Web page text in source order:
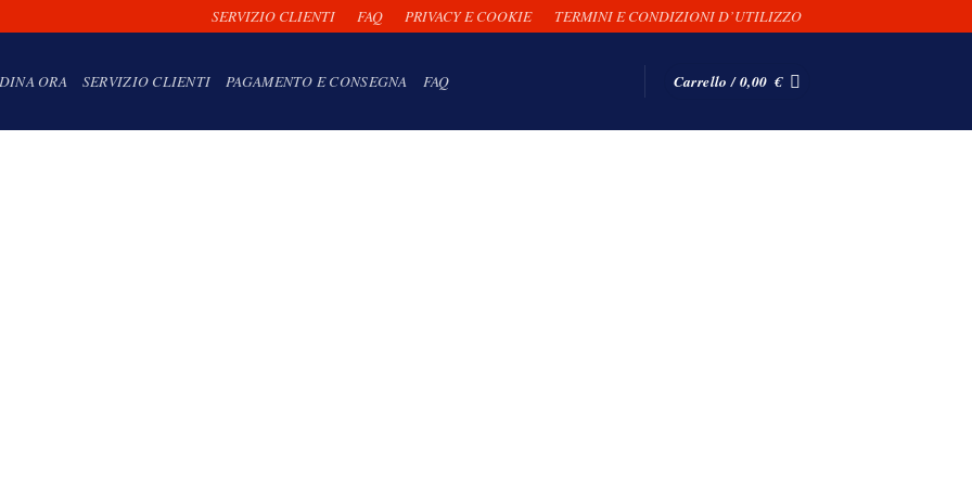
SERVIZIO CLIENTI FAQ PRIVACY E COOKIE TERMINI E CONDIZIONI D’UTILIZZO
ORA SERVIZIO CLIENTI PAGAMENTO E CONSEGNA FAQ Carrello /0,00 €